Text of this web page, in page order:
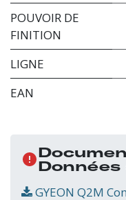
POUVOIR DE
FINITION
LIGNE
EAN
GYEON Q2M